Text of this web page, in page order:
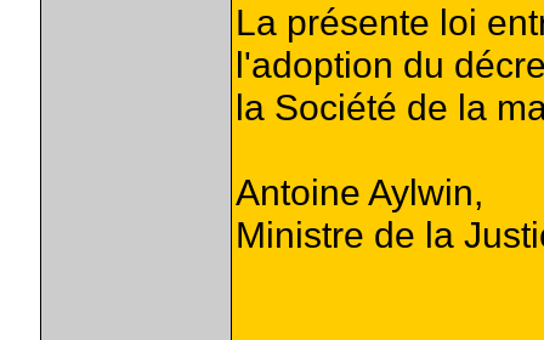
La présente loi
l'adoption du
la Société de la
Antoine Aylwin,
Ministre de la